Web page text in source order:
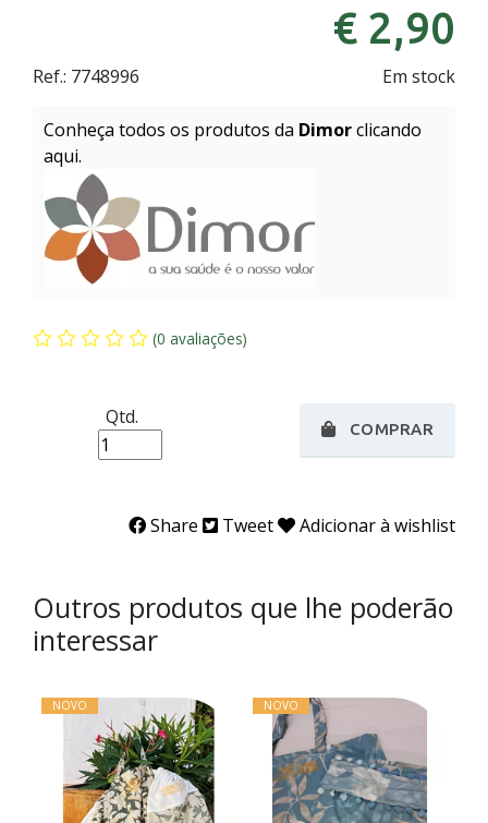
€ 2,90
Em stock
Ref.: 7748996
Conheça todos os produtos da Dimorclicando
aqui.
(0 avaliações)
Qtd.
COMPRAR
Share Tweet Adicionar à wishlist
Outros produtos que lhe poderão
interessar
NOVO NOVO